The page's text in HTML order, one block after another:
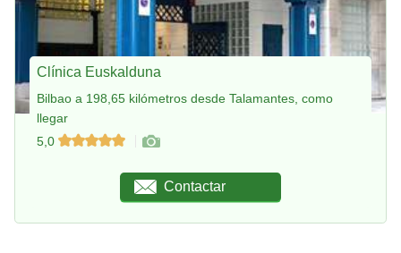
Clínica Euskalduna
Bilbao a 198,65 kilómetros desde Talamantes, como
llegar
5,0
Contactar